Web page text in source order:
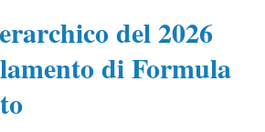
del 2026
di Formula